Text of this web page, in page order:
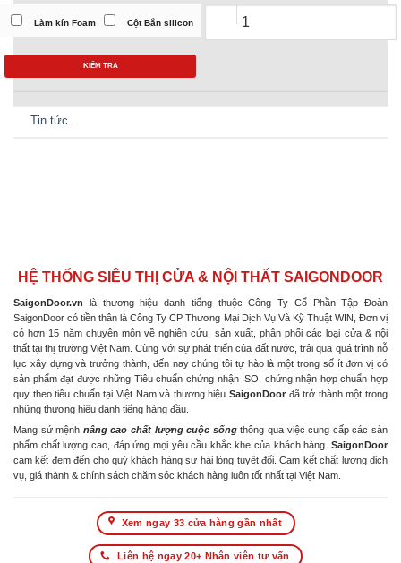
Làm kín Foam Cột Bắn silicon
KIỂM TRA
Tin tức .
HỆ THỐNG SIÊU THỊ CỬA & NỘI THẤT SAIGONDOOR
SaigonDoor.vn là thương hiệu danh tiếng thuộc Công Ty Cổ Phần Tập Đoàn
SaigonDoor có tiền thân là Công Ty CP Thương Mại Dịch Vụ Và Kỹ Thuật WIN, Đơn vị
có hơn 15 năm chuyên môn về nghiên cứu, sản xuất, phân phối các loại cửa & nội
thất tại thị trường Việt Nam. Cùng với sự phát triển của đất nước, trải qua quá trình nỗ
lực xây dựng và trưởng thành, đến nay chúng tôi tự hào là một trong số ít đơn vị có
sản phẩm đạt được những Tiêu chuẩn chứng nhận ISO, chứng nhận hợp chuẩn hợp
quy theo tiêu chuẩn tại Việt Nam và thương hiệu SaigonDoor đã trở thành một trong
những thương hiệu danh tiếng hàng đầu.
Mang sứ mệnh nâng cao chất lượng cuộc sốngthông qua việc cung cấp các sản
phẩm chất lượng cao, đáp ứng mọi yêu cầu khắc khe của khách hàng. SaigonDoor
cam kết đem đến cho quý khách hàng sự hài lòng tuyệt đối. Cam kết chất lượng dịch
vụ, giá thành & chính sách chăm sóc khách hàng luôn tốt nhất tại Việt Nam.
Xem ngay 33 cửa hàng gần nhất
Liên hệ ngay 20+ Nhân viên tư vấn